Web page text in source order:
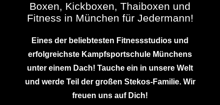
Boxen, Kickboxen, Thaiboxen und
Fitness in München für Jedermann!
Eines der beliebtesten Fitnessstudios und
erfolgreichste Kampfsportschule Münchens
unter einem Dach! Tauche ein in unsere Welt
und werde Teil der großen Stekos-Familie. Wir
freuen uns auf Dich!